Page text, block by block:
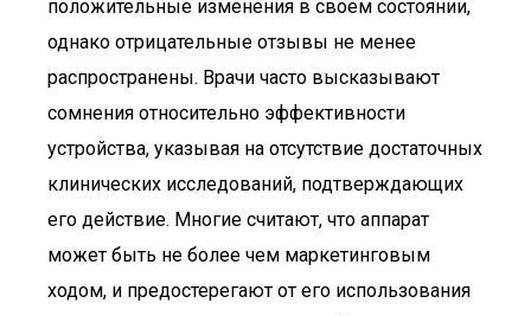
положительные изменения в своем состоянии,
однако отрицательные отзывы не менее
распространены. Врачи часто высказывают
сомнения относительно эффективности
устройства, указывая на отсутствие достаточных
клинических исследований, подтверждающих
его действие. Многие считают, что аппарат
может быть не более чем маркетинговым
ходом, и предостерегают от его использования